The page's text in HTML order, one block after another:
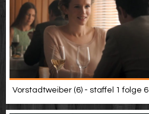
Vorstadtweiber (6) - staffel 1 folge 6